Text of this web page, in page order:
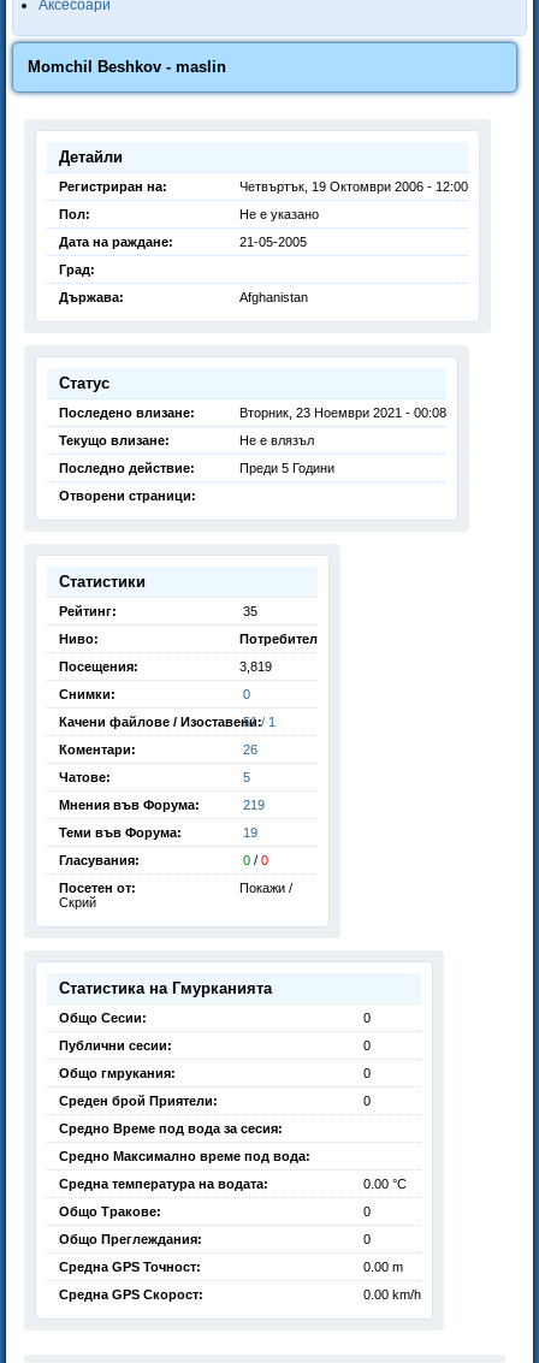
Аксесоари
Momchil Beshkov - maslin
Детайли
Регистриран на:
Четвъртък, 19 Октомври 2006 - 12:00
Пол:
Не е указано
Дата на раждане:
21-05-2005
Град:
Държава:
Afghanistan
Статус
Последено влизане:
Вторник, 23 Ноември 2021 - 00:08
Текущо влизане:
Не е влязъл
Последно действие:
Преди 5 Години
Отворени страници:
Статистики
Рейтинг:
35
Ниво:
Потребител
Посещения:
3,819
Снимки:
0
Качени файлове / Изоставени:
51 / 1
Коментари:
26
Чатове:
5
Мнения във Форума:
219
Теми във Форума:
19
Гласувания:
0 / 0
Посетен от:
Покажи /
Скрий
Статистика на Гмурканията
Общо Сесии:
0
Публични сесии:
0
Общо гмрукания:
0
Среден брой Приятели:
0
Средно Време под вода за сесия:
Средно Максимално време под вода:
Средна температура на водата:
0.00 °C
Общо Тракове:
0
Общо Преглеждания:
0
Средна GPS Точност:
0.00 m
Средна GPS Скорост:
0.00 km/h